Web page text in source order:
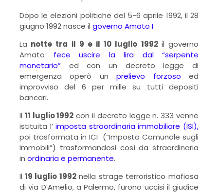
Dopo le elezioni politiche del 5-6 aprile 1992, il 28
giugno 1992 nasce il governo Amato I
La notte tra il 9 e il 10 luglio 1992 il governo
Amato fece uscire la lira dal “serpente
monetario” ed con un decreto legge di
emergenza operò unprelievo forzoso ed
improvviso del 6 per mille su tutti depositi
bancari.
Il 11 luglio 1992 con il decreto legge n. 333 venne
istituita l’imposta straordinaria immobiliare (ISI),
poi trasformata in ICI (“Imposta Comunale sugli
Immobili”) trasformandosi così da straordinaria
in ordinaria e permanente.
Il 19 luglio 1992nella strage terroristico mafiosa
di via D’Amelio, a Palermo, furono uccisi il giudice